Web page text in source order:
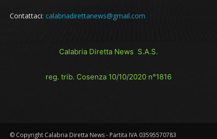
Contattaci: calabriadirettanews@gmail.com
Calabria Diretta News S.A.S.
reg. trib. Cosenza 10/10/2020 n°1816
© Copyright Calabria Diretta News - Partita IVA 03595570783